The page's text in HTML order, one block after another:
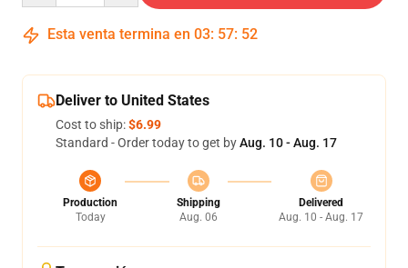
Esta venta termina en 03: 57: 51
Deliver to United States
Cost to ship:$6.99
Standard - Order today to get byAug. 10 - Aug. 17
Production
Today
Shipping
Aug. 06
Delivered
Aug. 10 - Aug. 17